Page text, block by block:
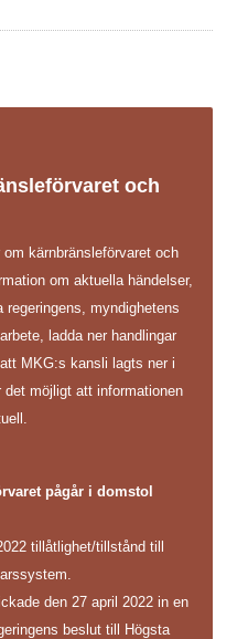
och
om kärnbränsleförvaret och
om aktuella händelser,
regeringens, myndighetens
ladda ner handlingar
MKG:s kansli lagts ner i
det möjligt att informationen
pågår i domstol
tillåtlighet/tillstånd till
den 27 april 2022 in en
beslut till Högsta